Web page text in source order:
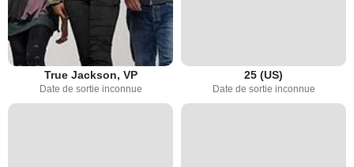
True Jackson, VP
Date de sortie inconnue
25 (US)
Date de sortie inconnue